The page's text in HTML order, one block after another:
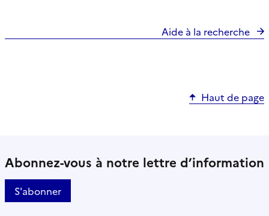
Aide à la recherche
Haut de page
Abonnez-vous à notre lettre d’information
S'abonner